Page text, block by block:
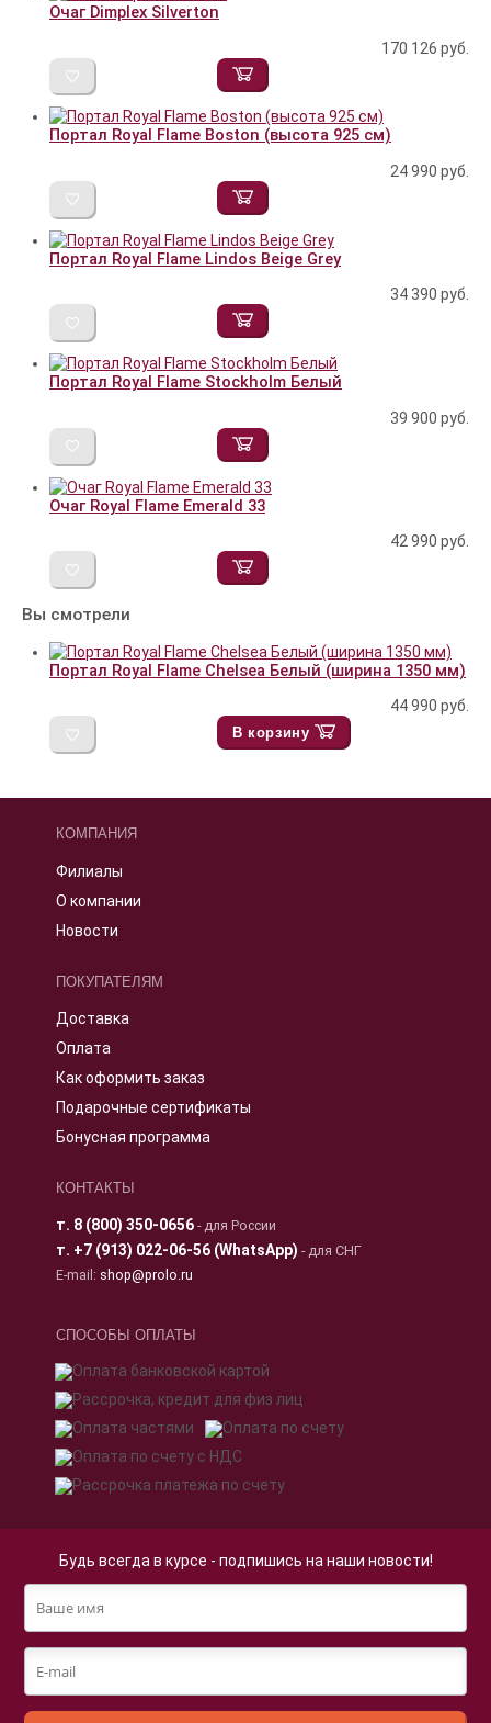
Очаг Dimplex Silverton
170 126 руб.
Портал Royal Flame Boston (высота 925 см)
24 990 руб.
Портал Royal Flame Lindos Beige Grey
34 390 руб.
Портал Royal Flame Stockholm Белый
39 900 руб.
Очаг Royal Flame Emerald 33
42 990 руб.
Вы смотрели
Портал Royal Flame Chelsea Белый (ширина 1350 мм)
44 990 руб.
В корзину
КОМПАНИЯ
Филиалы
О компании
Новости
ПОКУПАТЕЛЯМ
Доставка
Оплата
Как оформить заказ
Подарочные сертификаты
Бонусная программа
КОНТАКТЫ
т. 8 (800) 350-0656- для России
т. +7 (913) 022-06-56 (WhatsApp) - для СНГ
E-mail: shop@prolo.ru
СПОСОБЫ ОПЛАТЫ
Будь всегда в курсе - подпишись на наши новости!